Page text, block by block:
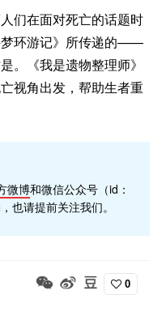
们在面对死亡的话题时
梦环游记》所传递的——
。《我是遗物整理师》
视角出发，帮助生者重
微博和微信公众号（id：
也请提前关注我们。
0